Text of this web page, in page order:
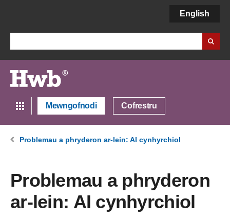
English
Mewngofnodi Cofrestru
Problemau a phryderon ar-lein: AI cynhyrchiol
Problemau a phryderon
ar-lein: AI cynhyrchiol